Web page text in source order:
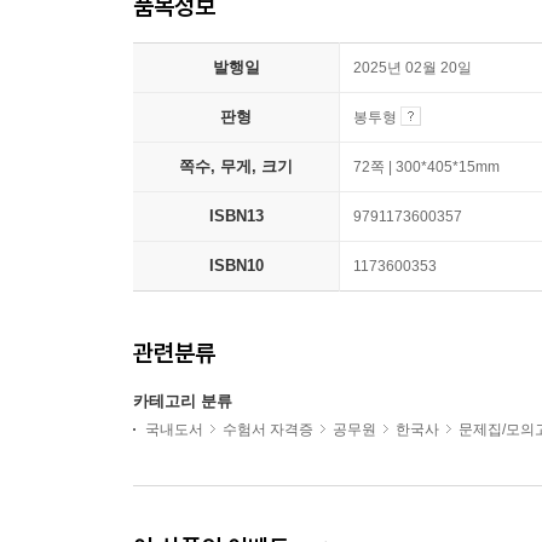
발행일 2025년 02월 20일
판형 봉투형
쪽수, 무게, 크기 72쪽 | 300*405*15mm
ISBN13 9791173600357
ISBN10 1173600353
관련분류
카테고리 분류
국내도서 수험서 자격증 공무원 한국사 문제집/모의